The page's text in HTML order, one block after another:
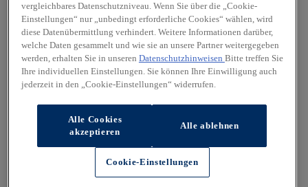
vergleichbares Datenschutzniveau. Wenn Sie über die „Cookie-
Einstellungen“ nur „unbedingt erforderliche Cookies“ wählen, wird
diese Datenübermittlung verhindert. Weitere Informationen darüber,
welche Daten gesammelt und wie sie an unsere Partner weitergegeben
werden, erhalten Sie in unseren Datenschutzhinweisen Bitte treffen Sie
Ihre individuellen Einstellungen. Sie können Ihre Einwilligung auch
jederzeit in den „Cookie-Einstellungen“ widerrufen.
Alle Cookies
akzeptieren
Alle ablehnen
Cookie-Einstellungen